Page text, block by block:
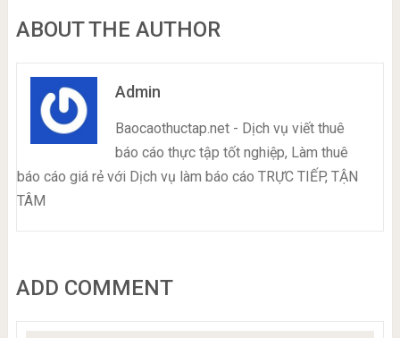
ABOUT THE AUTHOR
Admin
Baocaothuctap.net - Dịch vụ viết thuê
báo cáo thực tập tốt nghiệp, Làm thuê
báo cáo giá rẻ với Dịch vụ làm báo cáo TRỰC TIẾP, TẬN
TÂM
ADD COMMENT